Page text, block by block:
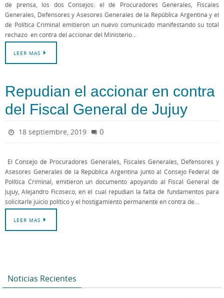
de prensa, los dos Consejos: el de Procuradores Generales, Fiscales
Generales, Defensores y Asesores Generales de la República Argentina y el
de Política Criminal emitieron un nuevo comunicado manifestando su total
rechazo en contra del accionar del Ministerio…
LEER MAS
Repudian el accionar en contra
del Fiscal General de Jujuy
18 septiembre, 2019 0
El Consejo de Procuradores Generales, Fiscales Generales, Defensores y
Asesores Generales de la República Argentina junto al Consejo Federal de
Política Criminal, emitieron un documento apoyando al Fiscal General de
Jujuy, Alejandro Ficoseco, en el cual repudian la falta de fundamentos para
solicitarle juicio político y el hostigamiento permanente en contra de…
LEER MAS
Noticias Recientes